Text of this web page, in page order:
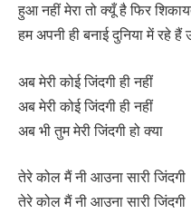
हुआ नहीं मेरा तो क्यूँ है फिर
हम अपनी ही बनाई दुनिया में रहे
अब मेरी कोई जिंदगी ही नहीं
अब मेरी कोई जिंदगी ही नहीं
अब भी तुम मेरी जिंदगी हो क्या
तेरे कोल मैं नी आउना सारी जिंदगी
तेरे कोल मैं नी आउना सारी जिंदगी